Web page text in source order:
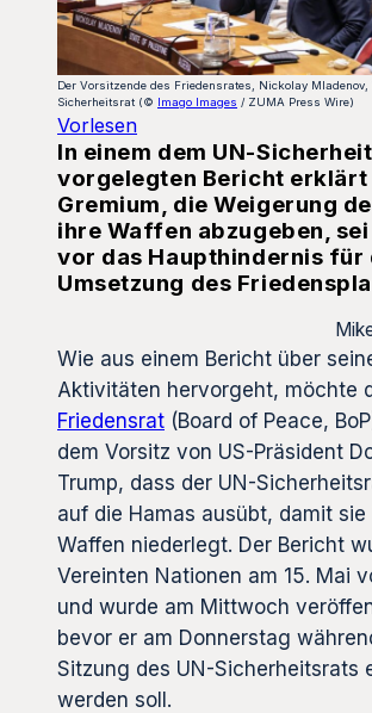
Der Vorsitzende des Friedensrates, Nickolay
Sicherheitsrat (© Imago Images / ZUMA Press Wire)
Vorlesen
In einem dem UN-
vorgelegten Bericht erklärt
Gremium, die Weigerung
ihre Waffen abzugeben,
vor das Haupthindernis für
Umsetzung des
Wie aus einem Bericht über
Aktivitäten hervorgeht, möchte
Friedensrat (Board of Peace,
dem Vorsitz von US-Präsident
Trump, dass der UN-
auf die Hamas ausübt, damit sie
Waffen niederlegt. Der Bericht
Vereinten Nationen am 15. Mai
und wurde am Mittwoch
bevor er am Donnerstag
Sitzung des UN-Sicherheitsrats
werden soll.